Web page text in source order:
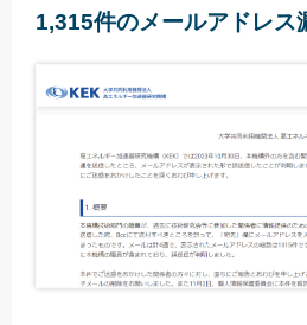
1,315件のメールアドレス